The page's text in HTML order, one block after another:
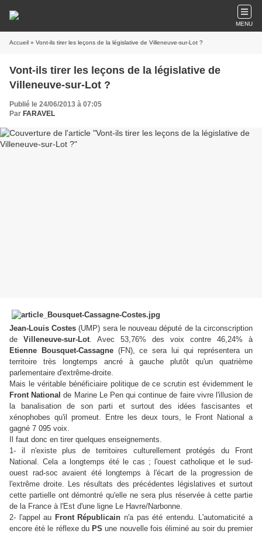
MENU
Accueil » Vont-ils tirer les leçons de la législative de Villeneuve-sur-Lot ?
Vont-ils tirer les leçons de la législative de
Villeneuve-sur-Lot ?
Publié le 24/06/2013 à 07:05
Par FARAVEL
Jean-Louis Costes (UMP) sera le nouveau député de la circonscription
de Villeneuve-sur-Lot. Avec 53,76% des voix contre 46,24% à
Etienne Bousquet-Cassagne(FN), ce sera lui qui représentera un
territoire très longtemps ancré à gauche plutôt qu'un quatrième
parlementaire d'extrême-droite.
Mais le véritable bénéficiaire politique de ce scrutin est évidemment le
Front National de Marine Le Pen qui continue de faire vivre l'illusion de
la banalisation de son parti et surtout des idées fascisantes et
xénophobes qu'il promeut. Entre les deux tours, le Front National a
gagné 7 095 voix.
Il faut donc en tirer quelques enseignements.
1- il n'existe plus de territoires culturellement protégés du Front
National. Cela a longtemps été le cas ; l'ouest catholique et le sud-
ouest rad-soc avaient été longtemps à l'écart de la progression de
l'extrême droite. Les résultats des précédentes législatives et surtout
cette partielle ont démontré qu'elle ne sera plus réservée à cette partie
de la France à l'Est d'une ligne Le Havre/Narbonne.
2- l'appel au Front Républicain n'a pas été entendu. L'automaticité a
encore été le réflexe du PS une nouvelle fois éliminé au soir du premier